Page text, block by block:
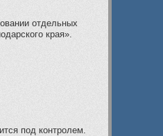
отдельных
края».
под контролем.